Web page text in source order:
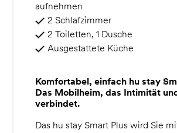
aufnehmen
2 Schlafzimmer
2 Toiletten, 1 Dusche
Ausgestattete Küche
Komfortabel, einfach hu stay
Das Mobilheim, das Intimität
verbindet.
Das hu stay Smart Plus wird Sie